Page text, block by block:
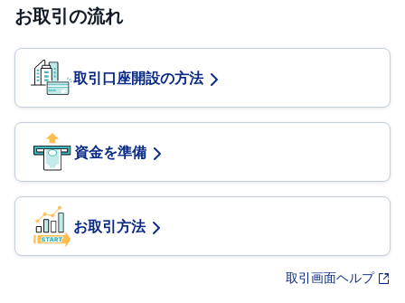
ッ
プ
ロ
ボ
ド
(
O
B
P
R
お取引の流れ
取引口座開設の方法
資金を準備
お取引方法
取引画面ヘルプ